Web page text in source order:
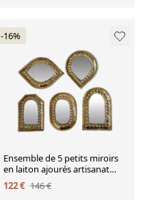
-16%
Ensemble de 5 petits miroirs
en laiton ajourés artisanat
marocain 7 x 10 cm
122 € 146 €